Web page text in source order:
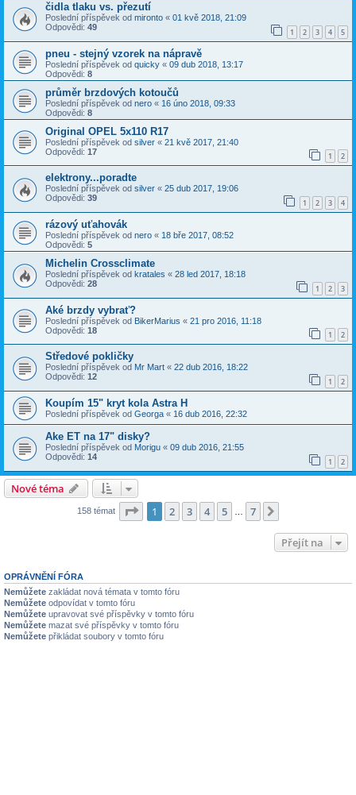
čidla tlaku vs. přezutí
Poslední příspěvek od mironto « 01 kvě 2018, 21:09
Odpovědi: 49 1 2 3 4 5
pneu - stejný vzorek na nápravě
Poslední příspěvek od quicky « 09 dub 2018, 13:17
Odpovědi: 8
průměr brzdových kotoučů
Poslední příspěvek od nero « 16 úno 2018, 09:33
Odpovědi: 8
Original OPEL 5x110 R17
Poslední příspěvek od silver « 21 kvě 2017, 21:40
Odpovědi: 17 1 2
elektrony...poradte
Poslední příspěvek od silver « 25 dub 2017, 19:06
Odpovědi: 39 1 2 3 4
rázový uťahovák
Poslední příspěvek od nero « 18 bře 2017, 08:52
Odpovědi: 5
Michelin Crossclimate
Poslední příspěvek od kratales « 28 led 2017, 18:18
Odpovědi: 28 1 2 3
Aké brzdy vybrať?
Poslední příspěvek od BikerMarius « 21 pro 2016, 11:18
Odpovědi: 18 1 2
Středové pokličky
Poslední příspěvek od Mr Mart « 22 dub 2016, 18:22
Odpovědi: 12 1 2
Koupím 15" kryt kola Astra H
Poslední příspěvek od Georga « 16 dub 2016, 22:32
Ake ET na 17" disky?
Poslední příspěvek od Morigu « 09 dub 2016, 21:55
Odpovědi: 14 1 2
Nové téma
158 témat Stránka z
1 2 3 4 5 7
Přejít na
OPRÁVNĚNÍ FÓRA
Nemůžete zakládat nová témata v tomto fóru
Nemůžete odpovídat v tomto fóru
Nemůžete upravovat své příspěvky v tomto fóru
Nemůžete mazat své příspěvky v tomto fóru
Nemůžete přikládat soubory v tomto fóru